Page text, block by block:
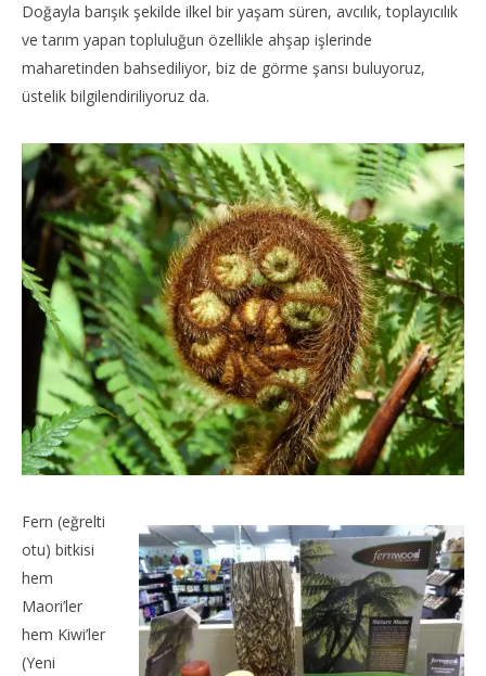
Doğayla barışık şekilde ilkel bir yaşam süren, avcılık, toplayıcılık
ve tarım yapan topluluğun özellikle ahşap işlerinde
maharetinden bahsediliyor, biz de görme şansı buluyoruz,
üstelik bilgilendiriliyoruz da.
Fern (eğrelti
otu) bitkisi
hem
Maori’ler
hem Kiwi’ler
(Yeni